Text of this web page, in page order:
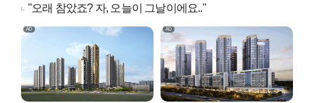
"오래 참았죠? 자, 오늘이 그날이에요.."